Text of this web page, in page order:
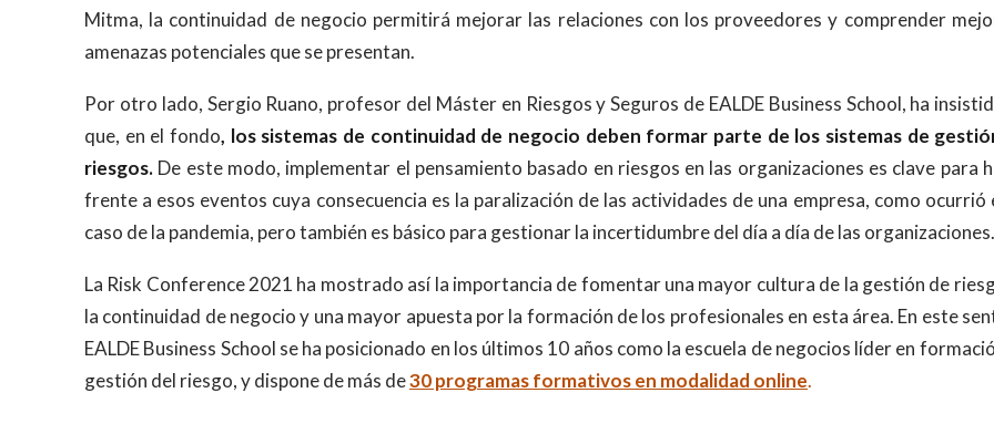
Mitma, la continuidad de negocio permitirá mejorar las relaciones con los proveedores y comprender
amenazas potenciales que se presentan.
Por otro lado, Sergio Ruano, profesor del Máster en Riesgos y Seguros de EALDE Business School, ha
que, en el fondo, los sistemas de continuidad de negocio deben formar parte de los sistemas de
riesgos. De este modo, implementar el pensamiento basado en riesgos en las organizaciones es clave para
frente a esos eventos cuya consecuencia es la paralización de las actividades de una empresa, como ocurrió
caso de la pandemia, pero también es básico para gestionar la incertidumbre del día a día de las organizaciones.
La Risk Conference 2021 ha mostrado así la importancia de fomentar una mayor cultura de la gestión de
la continuidad de negocio y una mayor apuesta por la formación de los profesionales en esta área. En este
EALDE Business School se ha posicionado en los últimos 10 años como la escuela de negocios líder en
gestión del riesgo, y dispone de más de30 programas formativos en modalidad online.